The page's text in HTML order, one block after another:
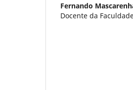
Fernando
Docente da